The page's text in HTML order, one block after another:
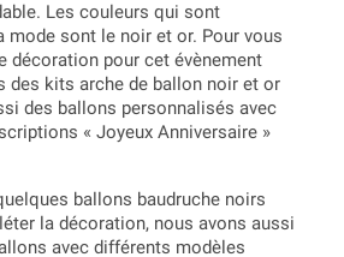
Les couleurs qui sont
mode sont le noir et or. Pour vous
décoration pour cet évènement
des kits arche de ballon noir et or
des ballons personnalisés avec
« Joyeux Anniversaire »
ballons baudruche noirs
la décoration, nous avons aussi
avec différents modèles